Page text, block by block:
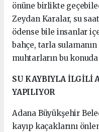
önüne birlikte
Zeydan Karalar, su
ödense bile insanlar
bahçe, tarla
muhtarların bu
SU KAYBIYLA İLGİLİ
YAPILIYOR
Adana Büyükşehir
kayıp kaçaklarını